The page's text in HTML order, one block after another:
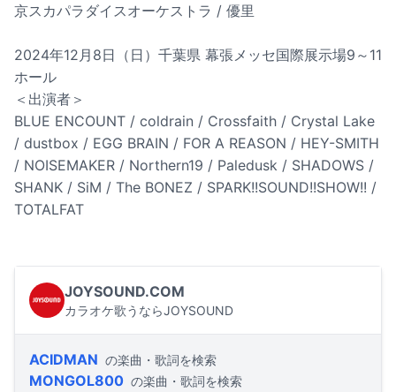
京スカパラダイスオーケストラ / 優里
2024年12月8日（日）千葉県 幕張メッセ国際展示場9～11
ホール
＜出演者＞
BLUE ENCOUNT / coldrain / Crossfaith / Crystal Lake
/ dustbox / EGG BRAIN / FOR A REASON / HEY-SMITH
/ NOISEMAKER / Northern19 / Paledusk / SHADOWS /
SHANK / SiM / The BONEZ / SPARK!!SOUND!!SHOW!! /
TOTALFAT
JOYSOUND.COM
カラオケ歌うならJOYSOUND
ACIDMAN の楽曲・歌詞を検索
MONGOL800 の楽曲・歌詞を検索